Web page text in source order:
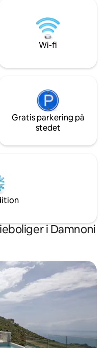
liv i
er et fristed for
rigelig plads til at
Middelhavssolen
havudsigt.
Wi-fi
Gratis parkering på
stedet
i Damnoni